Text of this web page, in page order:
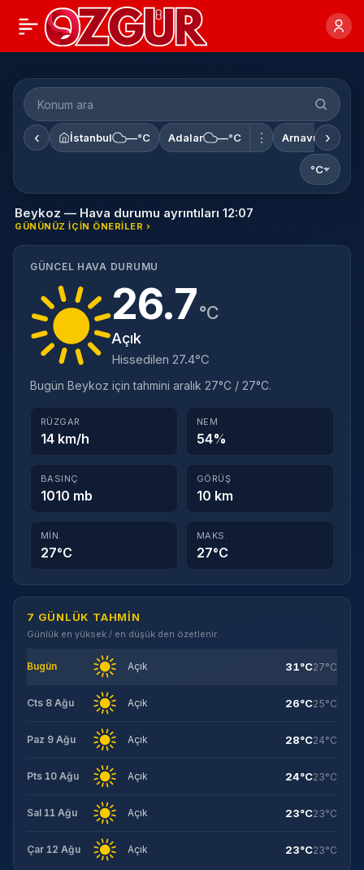
‹ İstanbul —°C Adalar —°C ⋮ Arnavutköy
›
°C
Beykoz — Hava durumu ayrıntıları 12:07
GÜNÜNÜZ IÇIN ÖNERILER ›
GÜNCEL HAVA DURUMU
26.7°C
Açık
Hissedilen 27.4°C
Bugün Beykoz için tahmini aralık 27°C / 27°C.
RÜZGAR
14 km/h
NEM
54%
BASINÇ
1010 mb
GÖRÜŞ
10 km
MIN.
27°C
MAKS.
27°C
7 GÜNLÜK TAHMIN
Günlük en yüksek / en düşük den özetlenir.
Bugün Açık 31°C27°C
Cts 8 Ağu Açık 26°C25°C
Paz 9 Ağu Açık 28°C24°C
Pts 10 Ağu Açık 24°C23°C
Sal 11 Ağu Açık 23°C23°C
Çar 12 Ağu Açık 23°C23°C